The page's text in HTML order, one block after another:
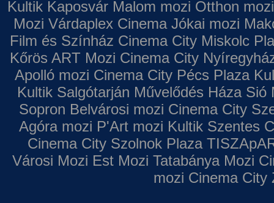
Kultik Kaposvár Malom mozi Otthon mozi
Mozi Várdaplex Cinema Jókai mozi
Film és Színház Cinema City Miskolc
Kőrös ART Mozi Cinema City
Apolló mozi Cinema City Pécs Plaza
Kultik Salgótarján Művelődés Háza Sió
Sopron Belvárosi mozi Cinema City
Agóra mozi P'Art mozi Kultik Szentes
Cinema City Szolnok Plaza
Városi Mozi Est Mozi Tatabánya Mozi
mozi Cinema City